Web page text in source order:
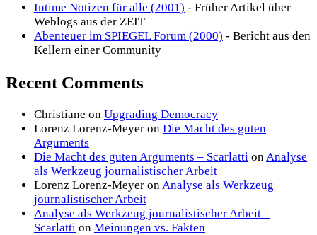
Intime Notizen für alle (2001) - Früher Artikel über
Weblogs aus der ZEIT
Abenteuer im SPIEGEL Forum (2000) - Bericht aus den
Kellern einer Community
Recent Comments
Christiane on Upgrading Democracy
Lorenz Lorenz-Meyer on Die Macht des guten
Arguments
Die Macht des guten Arguments – Scarlatti on Analyse
als Werkzeug journalistischer Arbeit
Lorenz Lorenz-Meyer on Analyse als Werkzeug
journalistischer Arbeit
Analyse als Werkzeug journalistischer Arbeit –
Scarlatti on Meinungen vs. Fakten